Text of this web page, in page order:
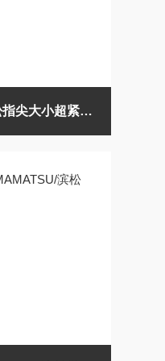
HAMAMATSU/滨松指尖大小超紧凑型光谱仪探头